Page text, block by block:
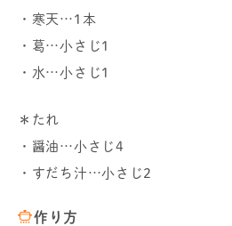
・寒天…1本
・葛…小さじ1
・水…小さじ1
＊たれ
・醤油…小さじ4
・すだち汁…小さじ2
作り方